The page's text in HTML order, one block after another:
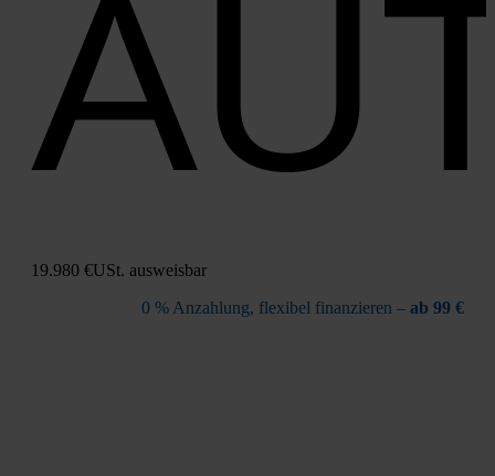
19.980 €USt. aus­weis­bar
0 % Anzah­lung, fle­xi­bel finan­zie­ren – ab 99 €